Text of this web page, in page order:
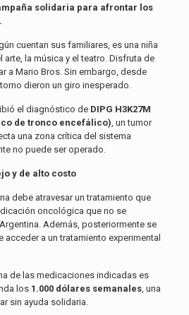
solidaria para afrontar los
cuentan sus familiares, es una niña
arte, la música y el teatro. Disfruta de
a Mario Bros. Sin embargo, desde
dieron un giro inesperado.
el diagnóstico de DIPG H3K27M
de tronco encefálico) , un tumor
una zona crítica del sistema
no puede ser operado.
y de alto costo
debe atravesar un tratamiento que
oncológica que no se
Además, posteriormente se
acceder a un tratamiento experimental
de las medicaciones indicadas es
los 1.000 dólares semanales, una
sin ayuda solidaria.